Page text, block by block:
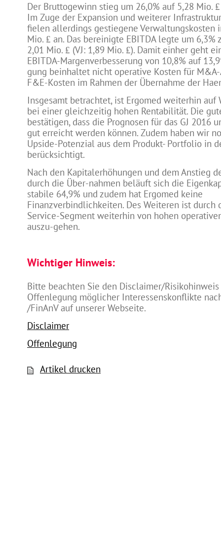
Der Bruttogewinn stieg um 26,0% auf 5,28 Mio. ₤
Im Zuge der Expansion und weiterer
fielen allerdings gestiegene Verwaltungskosten
Mio. ₤ an. Das bereinigte EBITDA legte um 6,3%
2,01 Mio. ₤ (VJ: 1,89 Mio. ₤). Damit einher geht
EBITDA-Margenverbesserung von 10,8% auf
gung beinhaltet nicht operative Kosten für
F&E-Kosten im Rahmen der Übernahme der
Insgesamt betrachtet, ist Ergomed weiterhin auf
bei einer gleichzeitig hohen Rentabilität. Die
bestätigen, dass die Prognosen für das GJ 2016
gut erreicht werden können. Zudem haben wir
Upside-Potenzial aus dem Produkt- Portfolio in
berücksichtigt.
Nach den Kapitalerhöhungen und dem Anstieg
durch die Über-nahmen beläuft sich die
stabile 64,9% und zudem hat Ergomed keine
Finanzverbindlichkeiten. Des Weiteren ist durch
Service-Segment weiterhin von hohen
auszu-gehen.
Wichtiger Hinweis:
Bitte beachten Sie den Disclaimer/
Offenlegung möglicher Interessenskonflikte
/FinAnV auf unserer Webseite.
Disclaimer
Offenlegung
Artikel drucken